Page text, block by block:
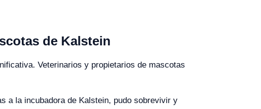
de Kalstein
Veterinarios y propietarios de mascotas
a la incubadora de Kalstein, pudo sobrevivir y